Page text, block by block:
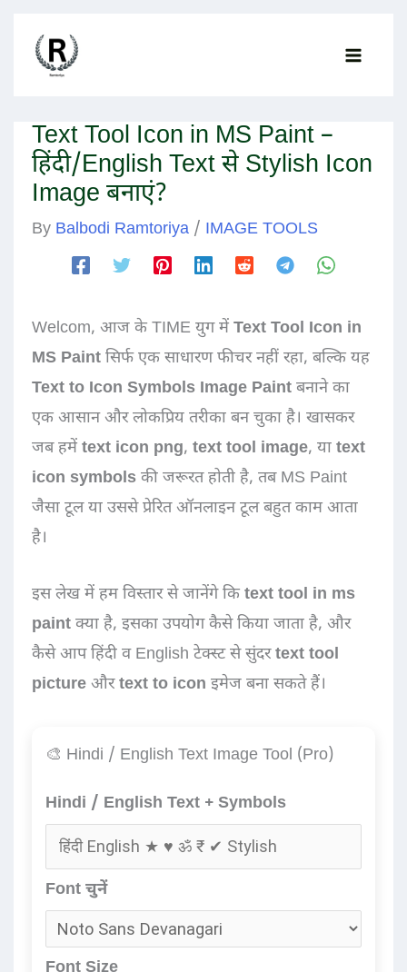
Text Tool Icon in MS Paint –
हिंदी/English Text से Stylish Icon
Image बनाएं?
By Balbodi Ramtoriya / IMAGE TOOLS
Welcom, आज के TIME युग में Text Tool Icon in
MS Paint सिर्फ एक साधारण फीचर नहीं रहा, बल्कि यह
Text to Icon Symbols Image Paint बनाने का
एक आसान और लोकप्रिय तरीका बन चुका है। खासकर
जब हमें text icon png, text tool image, या text
icon symbols की जरूरत होती है, तब MS Paint
जैसा टूल या उससे प्रेरित ऑनलाइन टूल बहुत काम आता
है।
इस लेख में हम विस्तार से जानेंगे कि text tool in ms
paint क्या है, इसका उपयोग कैसे किया जाता है, और
कैसे आप हिंदी व English टेक्स्ट से सुंदरtext tool
picture औरtext to icon इमेज बना सकते हैं।
🎨 Hindi / English Text Image Tool (Pro)
Hindi / English Text + Symbols
Font चुनें
Font Size